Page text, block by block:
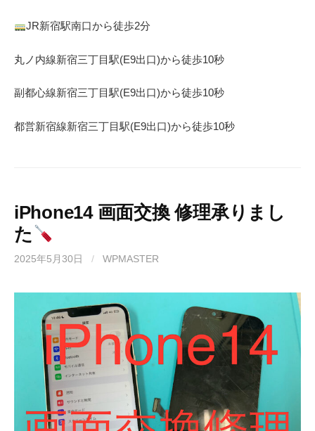
JR新宿駅南口から徒歩2分
丸ノ内線新宿三丁目駅(E9出口)から徒歩10秒
副都心線新宿三丁目駅(E9出口)から徒歩10秒
都営新宿線新宿三丁目駅(E9出口)から徒歩10秒
iPhone14 画面交換 修理承りまし
た
2025年5月30日 / WPMASTER